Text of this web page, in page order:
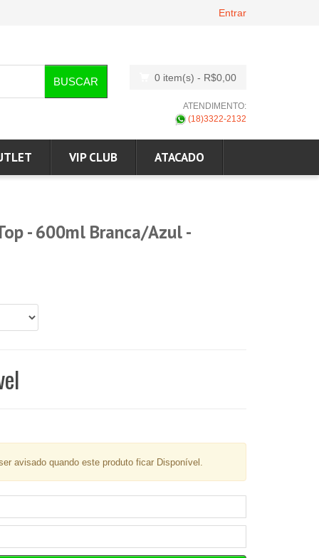
Entrar
BUSCAR 0 item(s) - R$0,00
ATENDIMENTO:
(18)3322-2132
VIP CLUB ATACADO
- 600ml Branca/Azul -
avisado quando este produto ficar Disponível.